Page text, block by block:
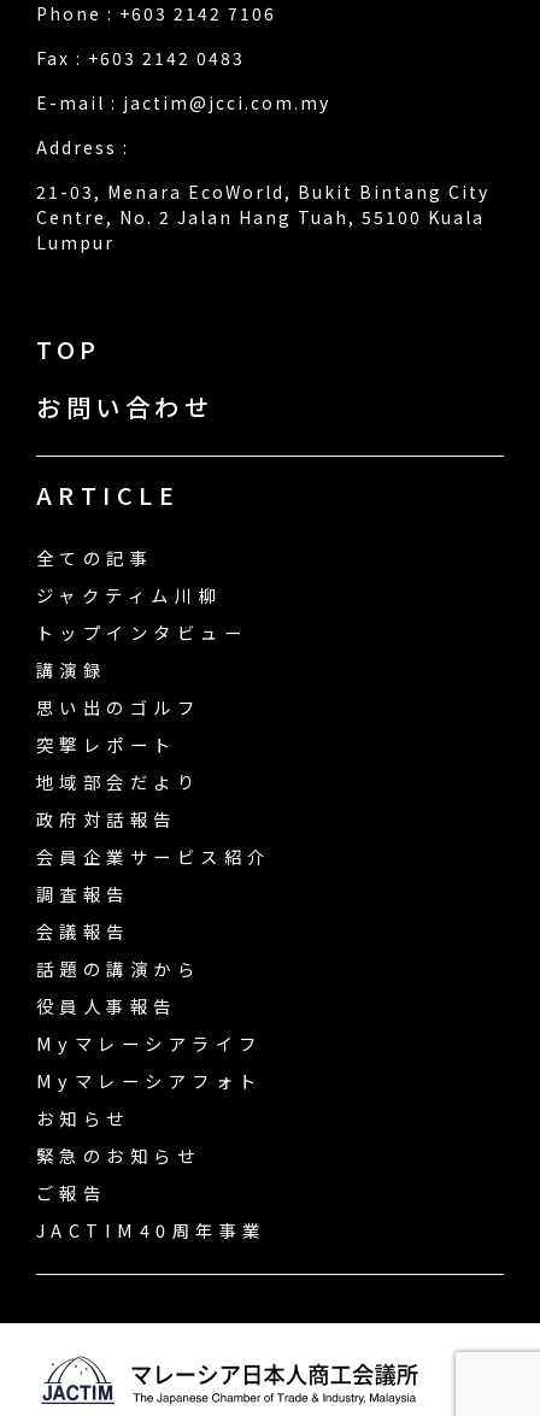
Phone : +603 2142 7106
Fax : +603 2142 0483
E-mail : jactim@jcci.com.my
Address :
21-03, Menara EcoWorld, Bukit Bintang City
Centre, No. 2 Jalan Hang Tuah, 55100 Kuala
Lumpur
TOP
お問い合わせ
ARTICLE
全ての記事
ジャクティム川柳
トップインタビュー
講演録
思い出のゴルフ
突撃レポート
地域部会だより
政府対話報告
会員企業サービス紹介
調査報告
会議報告
話題の講演から
役員人事報告
Myマレーシアライフ
Myマレーシアフォト
お知らせ
緊急のお知らせ
ご報告
JACTIM40周年事業